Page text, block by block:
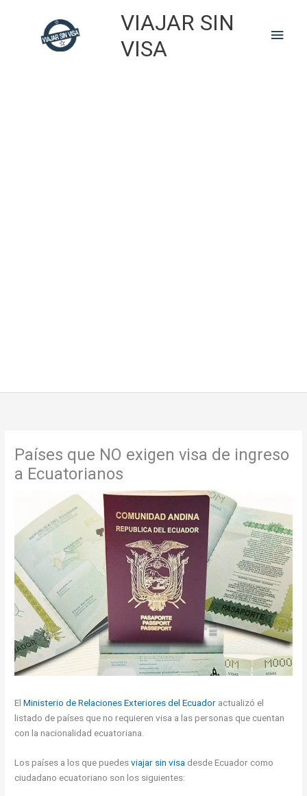
VIAJAR SIN
VISA
Main
Países que NO exigen visa de ingreso
a Ecuatorianos
ElMinisterio de Relaciones Exteriores del Ecuador actualizó el
listado de países que no requieren visa a las personas que cuentan
con la nacionalidad ecuatoriana.
Los países a los que puedesviajar sin visa desde Ecuador como
ciudadano ecuatoriano son los siguientes: